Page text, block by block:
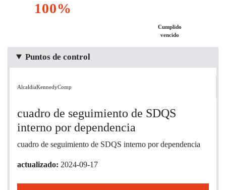
100%
Cumplido
vencido
Puntos de control
AlcaldiaKennedyComp
cuadro de seguimiento de SDQS
interno por dependencia
cuadro de seguimiento de SDQS interno por dependencia
actualizado: 2024-09-17